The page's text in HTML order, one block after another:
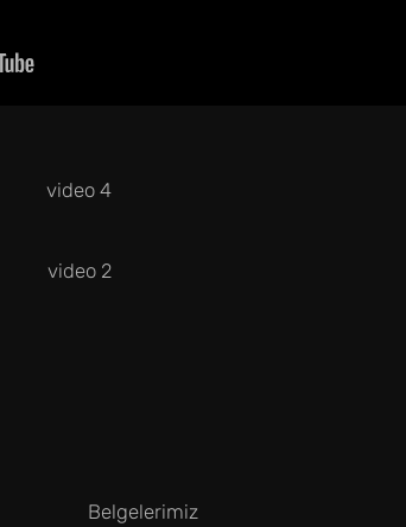
video 4
video 2
Belgelerimiz